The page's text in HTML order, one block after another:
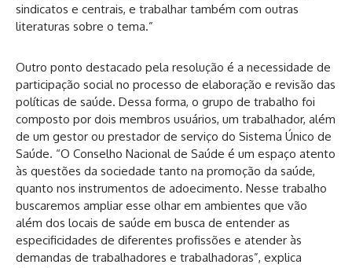
sindicatos e centrais, e trabalhar também com outras
literaturas sobre o tema.”
Outro ponto destacado pela resolução é a necessidade de
participação social no processo de elaboração e revisão das
políticas de saúde. Dessa forma, o grupo de trabalho foi
composto por dois membros usuários, um trabalhador, além
de um gestor ou prestador de serviço do Sistema Único de
Saúde. “O Conselho Nacional de Saúde é um espaço atento
às questões da sociedade tanto na promoção da saúde,
quanto nos instrumentos de adoecimento. Nesse trabalho
buscaremos ampliar esse olhar em ambientes que vão
além dos locais de saúde em busca de entender as
especificidades de diferentes profissões e atender às
demandas de trabalhadores e trabalhadoras”, explica